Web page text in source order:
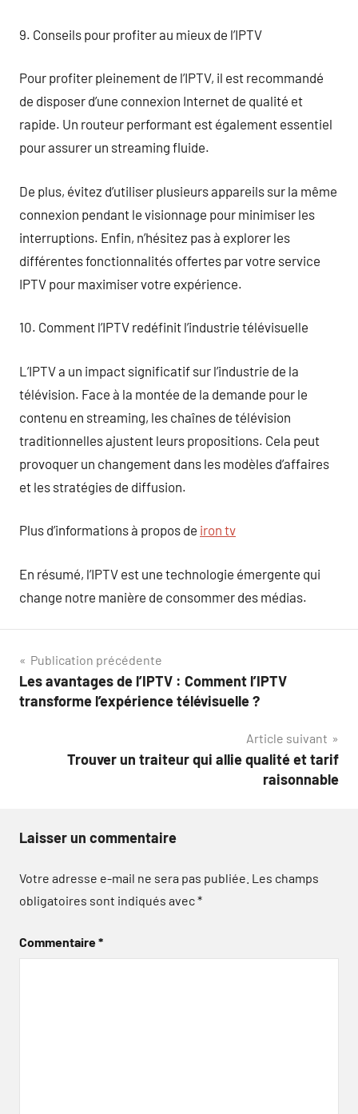
9. Conseils pour profiter au mieux de l’IPTV
Pour profiter pleinement de l’IPTV, il est recommandé
de disposer d’une connexion Internet de qualité et
rapide. Un routeur performant est également essentiel
pour assurer un streaming fluide.
De plus, évitez d’utiliser plusieurs appareils sur la même
connexion pendant le visionnage pour minimiser les
interruptions. Enfin, n’hésitez pas à explorer les
différentes fonctionnalités offertes par votre service
IPTV pour maximiser votre expérience.
10. Comment l’IPTV redéfinit l’industrie télévisuelle
L’IPTV a un impact significatif sur l’industrie de la
télévision. Face à la montée de la demande pour le
contenu en streaming, les chaînes de télévision
traditionnelles ajustent leurs propositions. Cela peut
provoquer un changement dans les modèles d’affaires
et les stratégies de diffusion.
Plus d’informations à propos de iron tv
En résumé, l’IPTV est une technologie émergente qui
change notre manière de consommer des médias.
Navigation
de
Publication précédente
Les avantages de l’IPTV : Comment l’IPTV
transforme l’expérience télévisuelle ?
Article suivant
Trouver un traiteur qui allie qualité et tarif
raisonnable
Laisser un commentaire
Votre adresse e-mail ne sera pas publiée. Les champs
obligatoires sont indiqués avec*
Commentaire*